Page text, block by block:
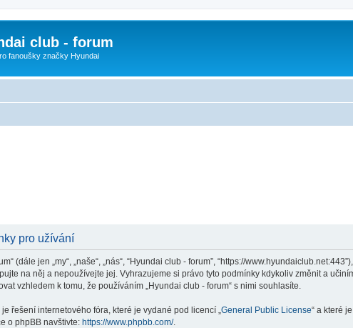
club - forum
fanoušky značky Hyundai
pro užívání
(dále jen „my“, „naše“, „nás“, “Hyundai club - forum”, “https://
na něj a nepoužívejte jej. Vyhrazujeme si právo tyto podmínky kdykoliv změnit a
vzhledem k tomu, že používáním „Hyundai club - forum“ s nimi souhlasíte.
řešení internetového fóra, které je vydané pod licencí „ General Public License“ a které
o phpBB navštivte: https://www.phpbb.com/.